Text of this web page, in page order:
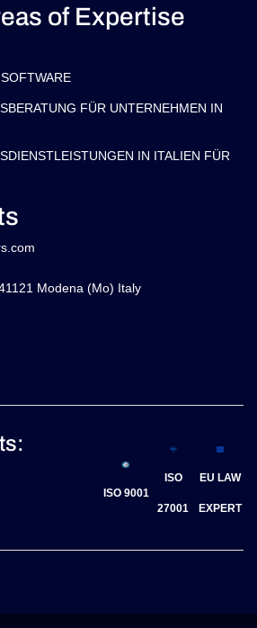
of Expertise
FÜR UNTERNEHMEN IN
IN ITALIEN FÜR
Modena (Mo) Italy
ISO 9001
ISO
27001
EU LAW
EXPERT